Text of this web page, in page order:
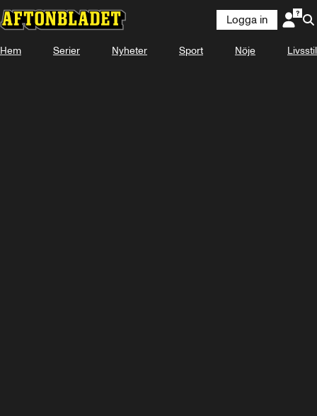
Logga in
Hem Serier Nyheter Sport Nöje Livsstil